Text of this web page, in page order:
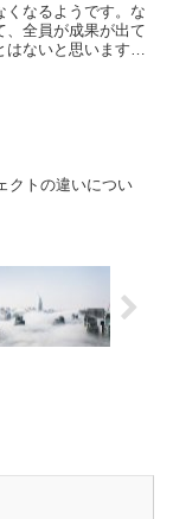
くなるようです。な
、全員が成果が出て
ないと思います。
クトの違いについ